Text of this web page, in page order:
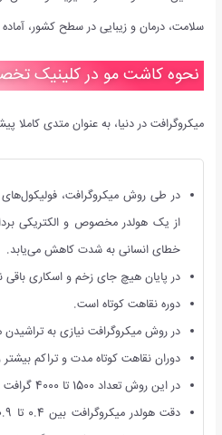
سلامت، درمان و زیبایی در سطح کشور،
نحوه کاشت مو در کلینیک
میکروگرافت در دنیا، به عنوان متدی کاملا
در طی روش میکروگرافت، فولیکول‌های
از یک هولدر مخصوص و الکتریکی
خطای انسانی به شدت کاهش می‌یابد.
در پایان هیچ جای زخم و اسکاری باقی
دوره نقاهت کوتاه است.
در روش میکروگرافت نیازی به
دوران نقاهت کوتاه مدت و تراکم
در این روش تعداد 1500 تا 4000 گرافت را می‌توان پیوند زد.